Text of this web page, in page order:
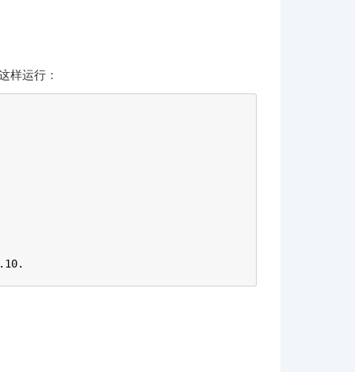
样运行：